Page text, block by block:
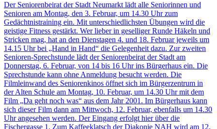
Der Seniorenbeirat der Stadt Neumarkt lädt alle Seniorinnen und
Senioren am Montag, den 3. Februar, um 14.30 Uhr zum
Gedächtnistraining ein. Mit unterschiedlichsten Übungen wird die
geistige Fitness gestärkt. Wer lieber in geselliger Runde Häkeln und
Stricken mag, hat an den Dienstagen 4. und 18. Februar jeweils um
14.15 Uhr bei „Hand in Hand“ die Gelegenheit dazu. Zur zweiten
Senioren-Sprechstunde lädt der Seniorenbeirat der Stadt am
Donnerstag, 6. Februar, von 14 bis 16 Uhr ins Bürgerhaus ein. Die
Sprechstunde kann ohne Anmeldung besucht werden. Die
Filmleinwand des Seniorenkinos öffnet sich im Bürgerzentrum in
der Alten Schule am Montag, 10. Februar, um 14.30 Uhr mit dem
Film „Da geht noch was“ aus dem Jahr 2001. Im Bürgerhaus kann
sich dieser Film dann am Mittwoch, 12. Februar, ebenfalls um 14.30
Uhr angesehen werden. Der Eingang erfolgt hier über die
Fischergasse 1. Zum Kaffeeklatsch der Diakonie NAH wird am 12.